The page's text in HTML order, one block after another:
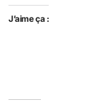
J’aime ça :